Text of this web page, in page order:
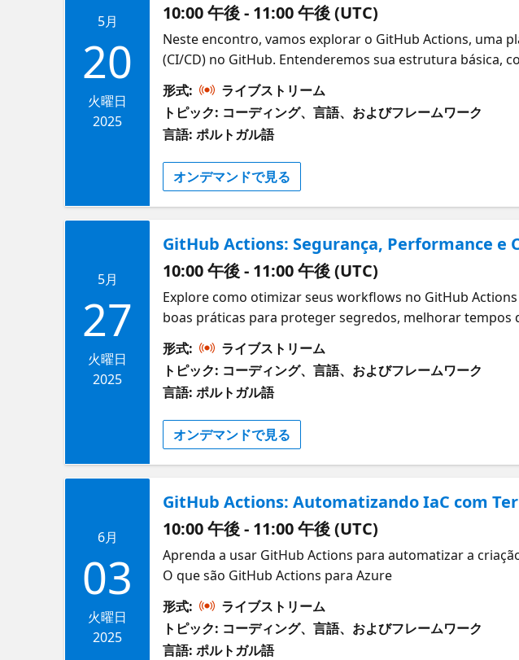
5月
20
火曜日
2025
10:00 午後 - 11:00 午後 (UTC)
Neste encontro, vamos explorar o GitHub Actions, uma
(CI/CD) no GitHub. Entenderemos sua estrutura básica,
execução, como push, pull requests e eventos
形式:
ライブストリーム
トピック: コーディング、言語、およびフレームワーク
言語: ポルトガル語
オンデマンドで見る
5月
27
火曜日
2025
GitHub Actions: Segurança, Performance e
10:00 午後 - 11:00 午後 (UTC)
Explore como otimizar seus workflows no GitHub
boas práticas para proteger segredos, melhorar tempos
dados armazenados O que são GitHub Actions para Azure
形式:
ライブストリーム
トピック: コーディング、言語、およびフレームワーク
言語: ポルトガル語
オンデマンドで見る
6月
03
火曜日
2025
GitHub Actions: Automatizando IaC com
10:00 午後 - 11:00 午後 (UTC)
Aprenda a usar GitHub Actions para automatizar a
O que são GitHub Actions para Azure
形式:
ライブストリーム
トピック: コーディング、言語、およびフレームワーク
言語: ポルトガル語